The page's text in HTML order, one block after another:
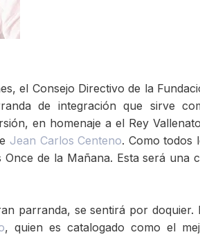
el Consejo Directivo de la
de integración que sirve
en homenaje a el Rey
Jean Carlos Centeno. Como todos
de la Mañana. Esta será una
parranda, se sentirá por doquier.
, quien es catalogado como el